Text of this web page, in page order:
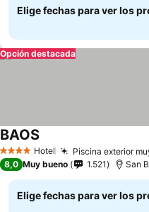
Elige fechas para ver los
Opción destacada
4 EstrellasHotel Piscina exterior
BAOS
8,0 Muy bueno 1.521 San
Elige fechas para ver los